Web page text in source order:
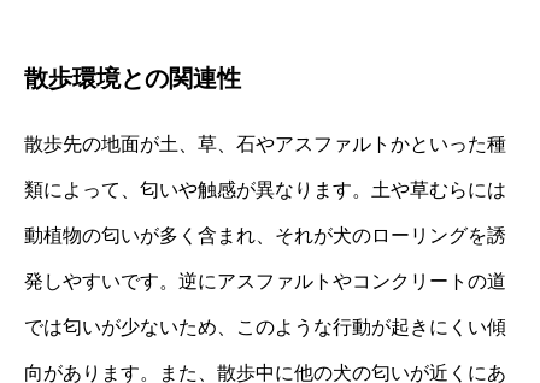
散歩環境との関連性
散歩先の地面が土、草、石やアスファルトかといった種
類によって、匂いや触感が異なります。土や草むらには
動植物の匂いが多く含まれ、それが犬のローリングを誘
発しやすいです。逆にアスファルトやコンクリートの道
では匂いが少ないため、このような行動が起きにくい傾
向があります。また、散歩中に他の犬の匂いが近くにあ